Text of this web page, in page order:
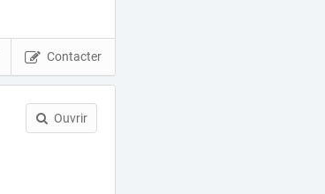
Contacter
Ouvrir